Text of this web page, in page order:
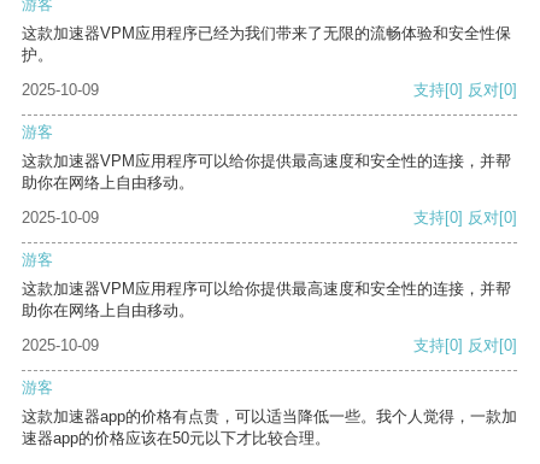
游客
这款加速器VPM应用程序已经为我们带来了无限的流畅体验和安全性保
护。
2025-10-09
支持[0] 反对[0]
游客
这款加速器VPM应用程序可以给你提供最高速度和安全性的连接，并帮
助你在网络上自由移动。
2025-10-09
支持[0] 反对[0]
游客
这款加速器VPM应用程序可以给你提供最高速度和安全性的连接，并帮
助你在网络上自由移动。
2025-10-09
支持[0] 反对[0]
游客
这款加速器app的价格有点贵，可以适当降低一些。我个人觉得，一款加
速器app的价格应该在50元以下才比较合理。